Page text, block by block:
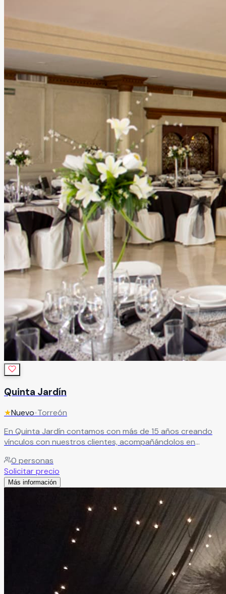
Quinta Jardín
★Nuevo•Torreón
En Quinta Jardín contamos con más de 15 años creando
vínculos con nuestros clientes, acompañándolos en
bautizos y quince años. Somos parte de esas historias
inolvidables, y día a día buscamos innovar en nuestros
servicios para ofrecer experiencias únicas. Eso es lo que
verdaderamente especial.
Leer más
0 personas
Solicitar precio
Más información